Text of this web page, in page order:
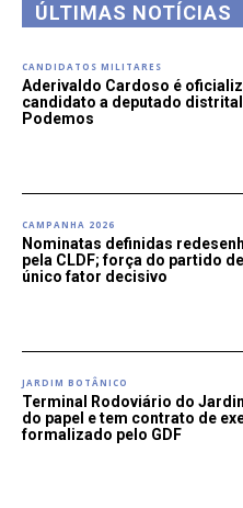
ÚLTIMAS NOTÍCIAS
CANDIDATOS MILITARES
Aderivaldo Cardoso é
candidato a deputado
Podemos
CAMPANHA 2026
Nominatas definidas
pela CLDF; força do partido
único fator decisivo
JARDIM BOTÂNICO
Terminal Rodoviário do
do papel e tem contrato de
formalizado pelo GDF